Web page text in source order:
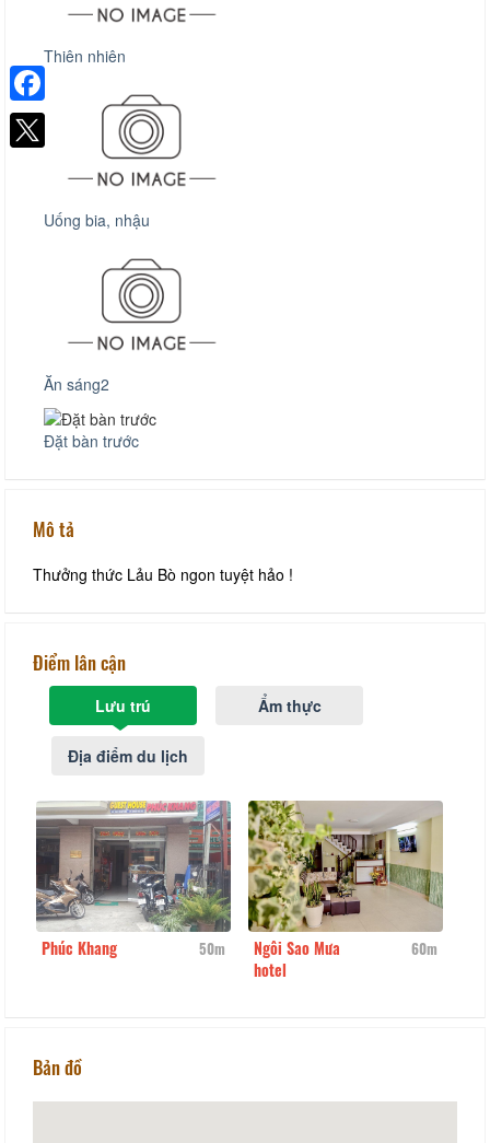
Thiên nhiên
Uống bia, nhậu
Ăn sáng2
Đặt bàn trước
Mô tả
Thưởng thức Lảu Bò ngon tuyệt hảo !
Điểm lân cận
Lưu trú Ẩm thực
Địa điểm du lịch
Phúc Khang 50m
Ngôi Sao Mưa
hotel
60m
Bản đồ
Facebook